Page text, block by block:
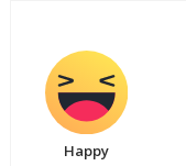
Happy